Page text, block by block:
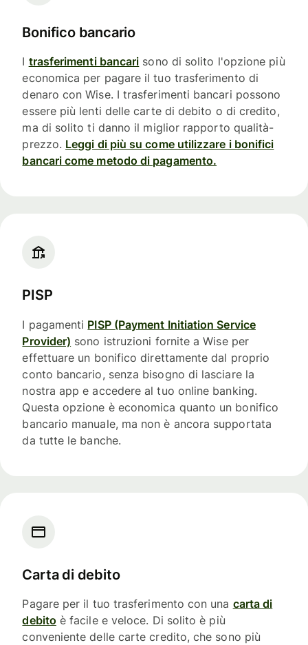
Bonifico bancario
I trasferimenti bancari sono di solito l'opzione più
economica per pagare il tuo trasferimento di
denaro con Wise. I trasferimenti bancari possono
essere più lenti delle carte di debito o di credito,
ma di solito ti danno il miglior rapporto qualità-
prezzo. Leggi di più su come utilizzare i bonifici
bancari come metodo di pagamento.
PISP
I pagamenti PISP (Payment Initiation Service
Provider) sono istruzioni fornite a Wise per
effettuare un bonifico direttamente dal proprio
conto bancario, senza bisogno di lasciare la
nostra app e accedere al tuo online banking.
Questa opzione è economica quanto un bonifico
bancario manuale, ma non è ancora supportata
da tutte le banche.
Carta di debito
Pagare per il tuo trasferimento con una carta di
debito è facile e veloce. Di solito è più
conveniente delle carte credito, che sono più